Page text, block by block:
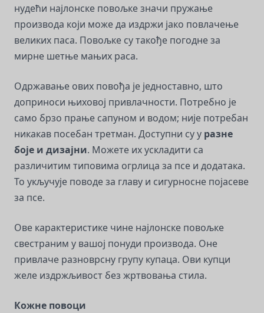
нудећи најлонске повољке значи пружање
производа који може да издржи јако повлачење
великих паса. Повољке су такође погодне за
мирне шетње мањих раса.
Одржавање ових повођа је једноставно, што
доприноси њиховој привлачности. Потребно је
само брзо прање сапуном и водом; није потребан
никакав посебан третман. Доступни су у разне
боје и дизајни. Можете их ускладити са
различитим типовима огрлица за псе и додатака.
То укључује поводе за главу и сигурносне појасеве
за псе.
Ове карактеристике чине најлонске повољке
свестраним у вашој понуди производа. Оне
привлаче разноврсну групу купаца. Ови купци
желе издржљивост без жртвовања стила.
Кожне повоци